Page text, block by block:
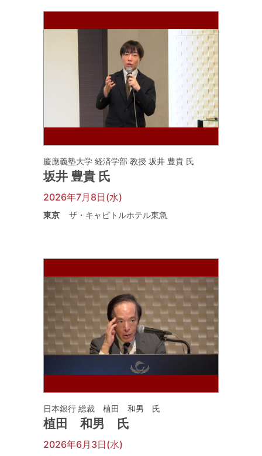
慶應義塾大学 経済学部 教授 坂井 豊貴 氏
坂井 豊貴 氏
2026年7月8日(水)
東京 ザ・キャピトルホテル東急
日本銀行 総裁 植田 和男 氏
植田 和男 氏
2026年6月3日(水)